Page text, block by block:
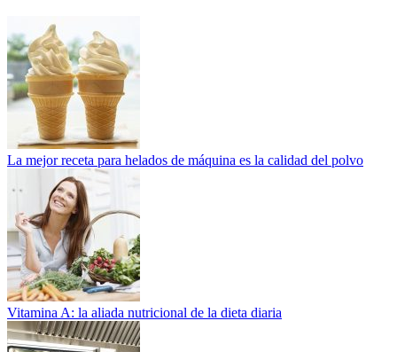
La mejor receta para helados de máquina es la calidad del polvo
Vitamina A: la aliada nutricional de la dieta diaria